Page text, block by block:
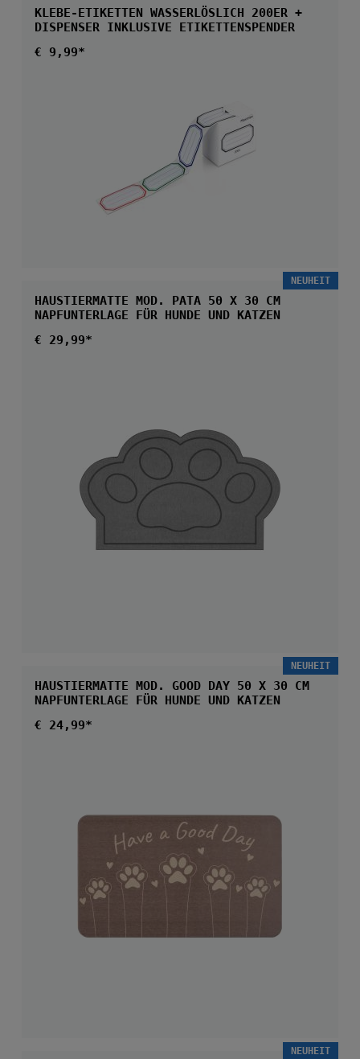
KLEBE-ETIKETTEN WASSERLÖSLICH 200ER +
DISPENSER INKLUSIVE ETIKETTENSPENDER
Regulärer Preis:
€ 9,99*
NEUHEIT
HAUSTIERMATTE MOD. PATA 50 X 30 CM
NAPFUNTERLAGE FÜR HUNDE UND KATZEN
Regulärer Preis:
€ 29,99*
NEUHEIT
HAUSTIERMATTE MOD. GOOD DAY 50 X 30 CM
NAPFUNTERLAGE FÜR HUNDE UND KATZEN
Regulärer Preis:
€ 24,99*
NEUHEIT